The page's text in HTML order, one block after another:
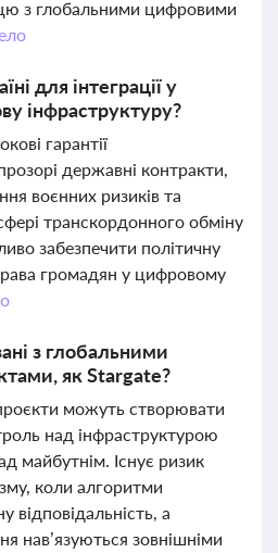
з глобальними цифровими
для інтеграції у
інфраструктуру?
гарантії
державні контракти,
воєнних ризиків та
транскордонного обміну
забезпечити політичну
громадян у цифровому
з глобальними
як Stargate?
можуть створювати
над інфраструктурою
майбутнім. Існує ризик
коли алгоритми
відповідальність, а
нав’язуються зовнішніми